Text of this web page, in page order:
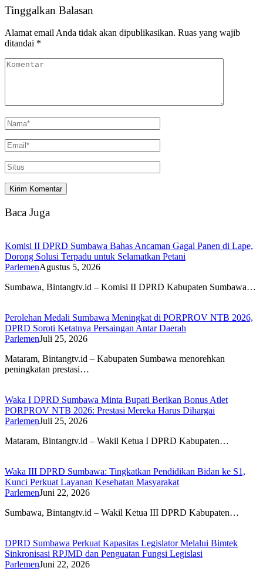
Tinggalkan Balasan
Alamat email Anda tidak akan dipublikasikan. Ruas yang wajib
ditandai *
Baca Juga
Komisi II DPRD Sumbawa Bahas Ancaman Gagal Panen di Lape,
Dorong Solusi Terpadu untuk Selamatkan Petani
ParlemenAgustus 5, 2026
Sumbawa, Bintangtv.id – Komisi II DPRD Kabupaten Sumbawa…
Perolehan Medali Sumbawa Meningkat di PORPROV NTB 2026,
DPRD Soroti Ketatnya Persaingan Antar Daerah
ParlemenJuli 25, 2026
Mataram, Bintangtv.id – Kabupaten Sumbawa menorehkan
peningkatan prestasi…
Waka I DPRD Sumbawa Minta Bupati Berikan Bonus Atlet
PORPROV NTB 2026: Prestasi Mereka Harus Dihargai
ParlemenJuli 25, 2026
Mataram, Bintangtv.id – Wakil Ketua I DPRD Kabupaten…
Waka III DPRD Sumbawa: Tingkatkan Pendidikan Bidan ke S1,
Kunci Perkuat Layanan Kesehatan Masyarakat
ParlemenJuni 22, 2026
Sumbawa, Bintangtv.id – Wakil Ketua III DPRD Kabupaten…
DPRD Sumbawa Perkuat Kapasitas Legislator Melalui Bimtek
Sinkronisasi RPJMD dan Penguatan Fungsi Legislasi
ParlemenJuni 22, 2026